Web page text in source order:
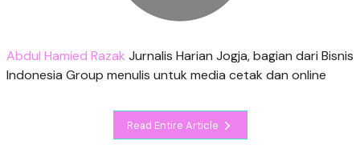
Abdul Hamied Razak Jurnalis Harian Jogja, bagian dari Bisnis
Indonesia Group menulis untuk media cetak dan online
Read Entire Article